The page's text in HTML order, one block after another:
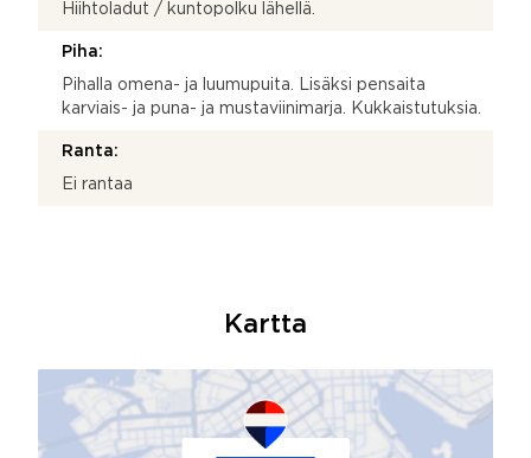
Hiihtoladut / kuntopolku lähellä.
Piha:
Pihalla omena- ja luumupuita. Lisäksi pensaita
karviais- ja puna- ja mustaviinimarja. Kukkaistutuksia.
Ranta:
Ei rantaa
Kartta